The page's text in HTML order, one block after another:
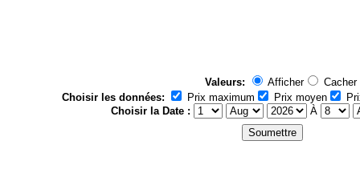
Valeurs: Afficher
Cacher
Choisir les données:
Prix maximum Prix moyen
Choisir la Date :
À